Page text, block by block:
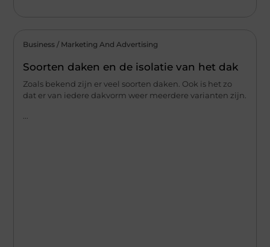
Business / Marketing And Advertising
Soorten daken en de isolatie van het dak
Zoals bekend zijn er veel soorten daken. Ook is het zo
dat er van iedere dakvorm weer meerdere varianten zijn.